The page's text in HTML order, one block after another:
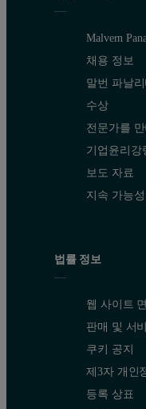
Malvern
채용 정보
말번 파날
수상
전문가를
기업윤리강
보도 자료
지속 가능성
법률 정보
웹 사이트
판매 및 서
쿠키 공지
제3자 개인
등록 상표